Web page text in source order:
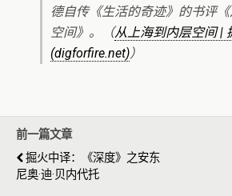
德自传《生活的奇迹》的书评
空间》。（从上海到内层空间 |
(digforfire.net)）
前一篇文章
掘火中译：《深度》之安东
尼奥·迪·贝内代托